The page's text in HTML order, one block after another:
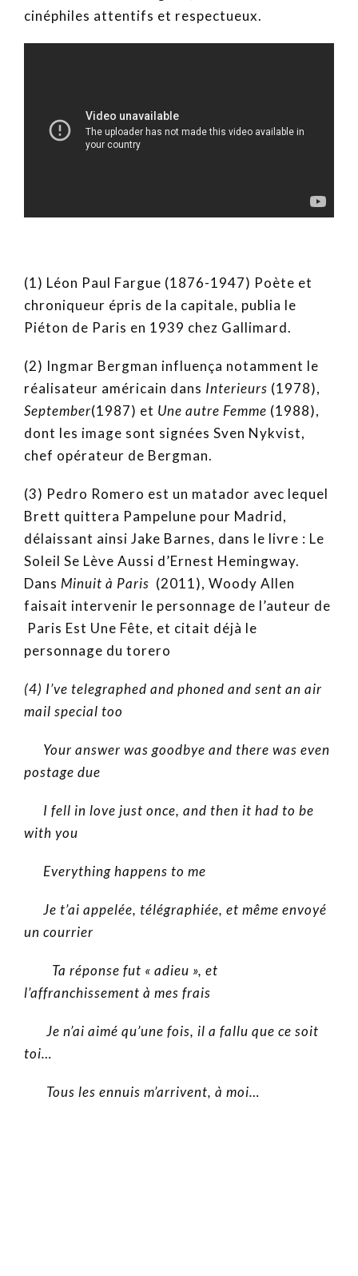
cinéphiles attentifs et respectueux.
(1) Léon Paul Fargue (1876-1947) Poète et
chroniqueur épris de la capitale, publia le
Piéton de Paris en 1939 chez Gallimard.
(2) Ingmar Bergman influença notamment le
réalisateur américain dans Interieurs (1978),
September(1987) et Une autre Femme (1988),
dont les image sont signées Sven Nykvist,
chef opérateur de Bergman.
(3) Pedro Romero est un matador avec lequel
Brett quittera Pampelune pour Madrid,
délaissant ainsi Jake Barnes, dans le livre : Le
Soleil Se Lève Aussi d’Ernest Hemingway.
Dans Minuit à Paris (2011), Woody Allen
faisait intervenir le personnage de l’auteur de
Paris Est Une Fête, et citait déjà le
personnage du torero
(4) I’ve telegraphed and phoned and sent an air
mail special too
Your answer was goodbye and there was even
postage due
I fell in love just once, and then it had to be
with you
Everything happens to me
Je t’ai appelée, télégraphiée, et même envoyé
un courrier
Ta réponse fut « adieu », et
l’affranchissement à mes frais
Je n’ai aimé qu’une fois, il a fallu que ce soit
toi…
Tous les ennuis m’arrivent, à moi…